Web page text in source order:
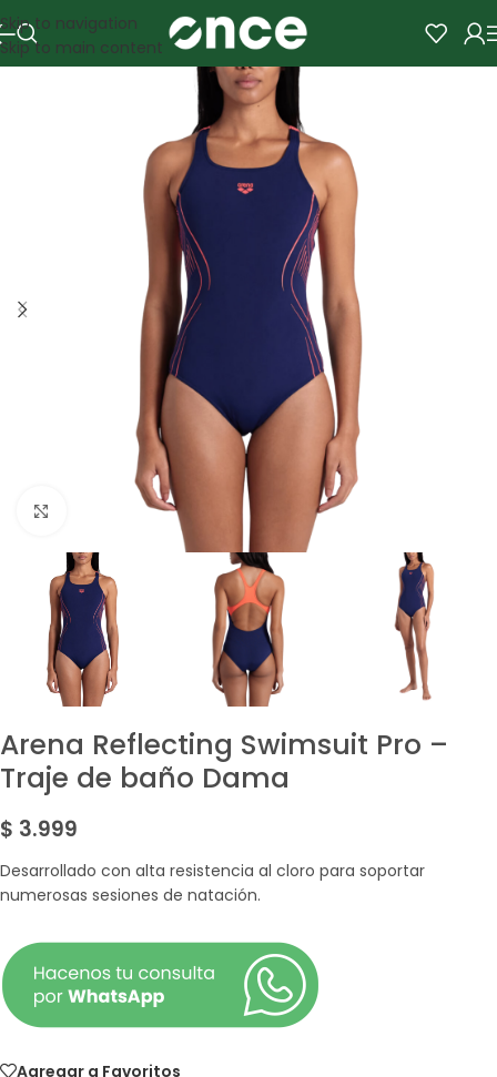
Skip to navigation
Skip to main content
Amplía la Imagen
Arena Reflecting Swimsuit Pro –
Traje de baño Dama
$ 3.999
Desarrollado con alta resistencia al cloro para soportar
numerosas sesiones de natación.
Agregar a Favoritos